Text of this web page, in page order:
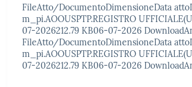
FileAtto/DocumentoDimensioneData
m_pi.AOOUSPTP.REGISTRO
07-2026212.79 KB06-07-2026
FileAtto/DocumentoDimensioneData
m_pi.AOOUSPTP.REGISTRO
07-2026212.79 KB06-07-2026